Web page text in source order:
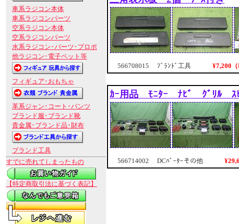
車系ラジコン本体
車系ラジコンパーツ
空系ラジコン本体
空系ラジコンパーツ
水系ラジコン･パーツ･プロポ
他ラジコン･電子ペット等
フィギュア･おもちゃ
革系ジャン･コート･パンツ
ブランド服･ブランド靴
貴金属･ブランド品･財布
ブランド工具
すでに売れてしまったもの
【特定商取引法に基づく表記】
566708015 ﾌﾞﾗﾝﾄﾞ工具 ¥7,200（
ｶｰ用品 ﾓﾆﾀｰ ﾅﾋﾞ ｸﾞﾘﾙ ｽ
566714002 DCﾊﾞｰﾀｰその他